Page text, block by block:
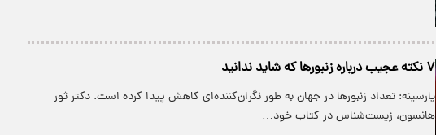
۷ نکته عجیب درباره زنبور‌ها که شاید ندانید
پارسینه: تعداد زنبور‌ها در جهان به طور نگران‌کننده‌ای کاهش پیدا کرده است. دکتر ثور
هانسون، زیست‌شناس در کتاب خود…